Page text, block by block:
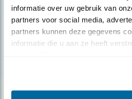
informatie over uw gebruik van
partners voor social media,
partners kunnen deze gegevens
informatie die u aan ze heeft